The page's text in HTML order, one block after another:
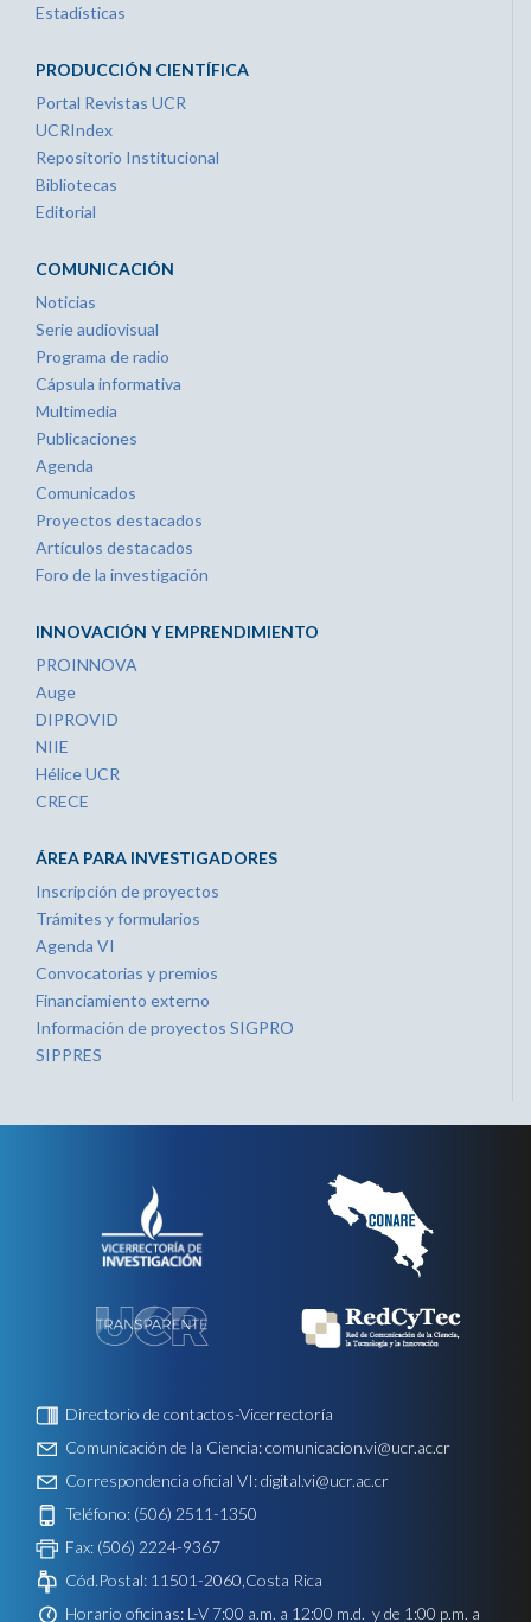
Estadísticas
PRODUCCIÓN CIENTÍFICA
Portal Revistas UCR
UCRIndex
Repositorio Institucional
Bibliotecas
Editorial
COMUNICACIÓN
Noticias
Serie audiovisual
Programa de radio
Cápsula informativa
Multimedia
Publicaciones
Agenda
Comunicados
Proyectos destacados
Artículos destacados
Foro de la investigación
INNOVACIÓN Y EMPRENDIMIENTO
PROINNOVA
Auge
DIPROVID
NIIE
Hélice UCR
CRECE
ÁREA PARA INVESTIGADORES
Inscripción de proyectos
Trámites y formularios
Agenda VI
Convocatorias y premios
Financiamiento externo
Información de proyectos SIGPRO
SIPPRES
Directorio de contactos-Vicerrectoría
Comunicación de la Ciencia:comunicacion.vi@ucr.ac.cr
Correspondencia oficial VI:digital.vi@ucr.ac.cr
Teléfono: (506) 2511-1350
Fax: (506) 2224-9367
Cód.Postal: 11501-2060,Costa Rica
Horario oficinas: L-V 7:00 a.m. a 12:00 m.d. y de 1:00 p.m. a